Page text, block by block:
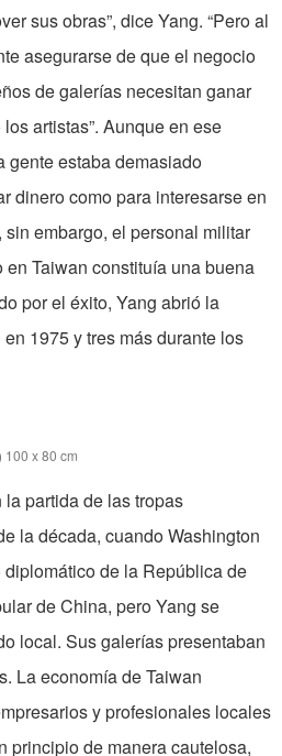
sus obras”, dice Yang. “Pero al
asegurarse de que el negocio
de galerías necesitan ganar
artistas”. Aunque en ese
gente estaba demasiado
dinero como para interesarse en
embargo, el personal militar
Taiwan constituía una buena
por el éxito, Yang abrió la
1975 y tres más durante los
x 80 cm
partida de las tropas
la década, cuando Washington
de la República de
de China, pero Yang se
local. Sus galerías presentaban
La economía de Taiwan
y profesionales locales
principio de manera cautelosa,